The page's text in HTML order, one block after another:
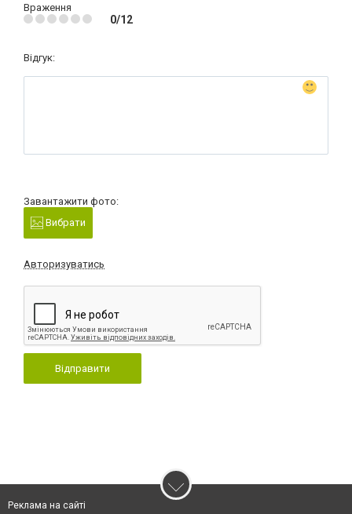
Враження
0/12
Відгук:
Завантажити фото:
Вибрати
Авторизуватись
Відправити
Реклама на сайті